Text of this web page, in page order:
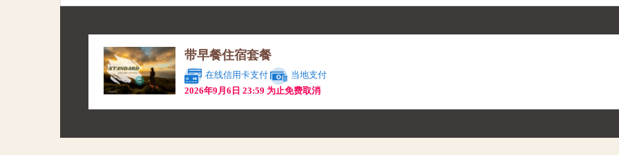
带早餐住宿套餐
在线信用卡支付
当地支付
2026年9月6日 23:59 为止免费取消